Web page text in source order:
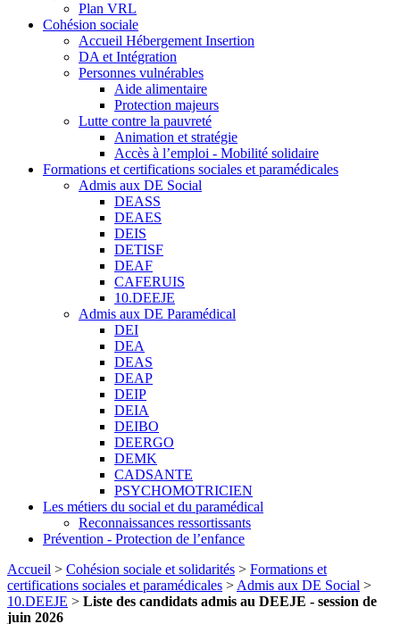
Plan VRL
Cohésion sociale
Accueil Hébergement Insertion
DA et Intégration
Personnes vulnérables
Aide alimentaire
Protection majeurs
Lutte contre la pauvreté
Animation et stratégie
Accès à l’emploi - Mobilité solidaire
Formations et certifications sociales et paramédicales
Admis aux DE Social
DEASS
DEAES
DEIS
DETISF
DEAF
CAFERUIS
10.DEEJE
Admis aux DE Paramédical
DEI
DEA
DEAS
DEAP
DEIP
DEIA
DEIBO
DEERGO
DEMK
CADSANTE
PSYCHOMOTRICIEN
Les métiers du social et du paramédical
Reconnaissances ressortissants
Prévention - Protection de l’enfance
Accueil > Cohésion sociale et solidarités > Formations et
certifications sociales et paramédicales >Admis aux DE Social >
10.DEEJE > Liste des candidats admis au DEEJE - session de
juin 2026